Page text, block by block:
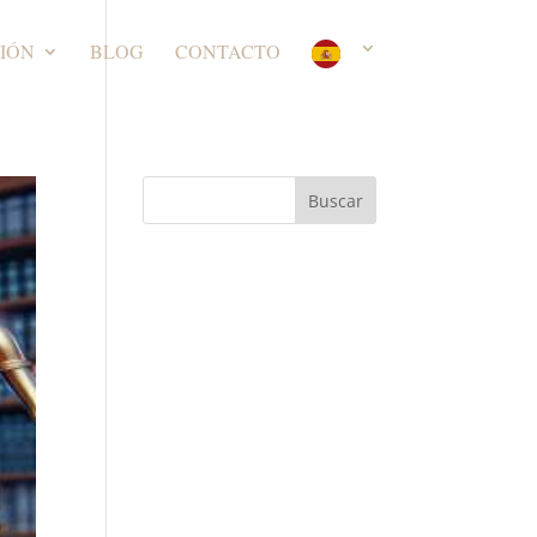
BLOG CONTACTO
Buscar